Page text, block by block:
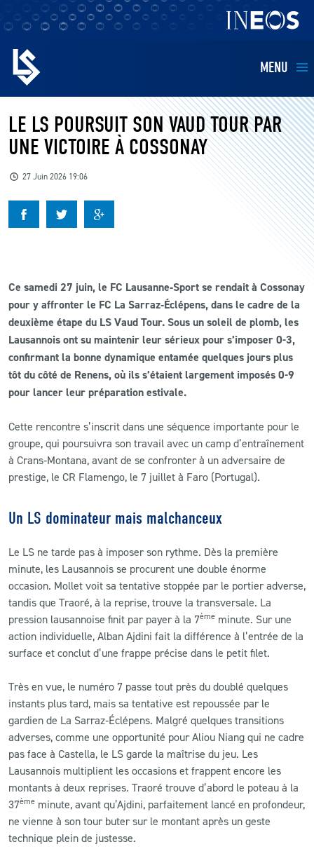
MENU
EQUIPES
BILLETTERIE
KIDS
RESTAURATION
CLUB
CONTACT
LS E-SHOP
L’APP DU LS
PRESSE ET MEDIAS
LE LS POURSUIT SON VAUD TOUR PAR
UNE VICTOIRE À COSSONAY
27 Juin 2026 19:06
Ce samedi 27 juin, le FC Lausanne‑Sport se rendait à Cossonay
pour y affronter le FC La Sarraz‑Éclépens, dans le cadre de la
deuxième étape du LS Vaud Tour. Sous un soleil de plomb, les
Lausannois ont su maintenir leur sérieux pour s’imposer 0-3,
confirmant la bonne dynamique entamée quelques jours plus
tôt du côté de Renens, où ils s’étaient largement imposés 0-9
pour lancer leur préparation estivale.
Cette rencontre s’inscrit dans une séquence importante pour le
groupe, qui poursuivra son travail avec un camp d’entraînement
à Crans‑Montana, avant de se confronter à un adversaire de
prestige, le CR Flamengo, le 7 juillet à Faro (Portugal).
Un LS dominateur mais malchanceux
Le LS ne tarde pas à imposer son rythme. Dès la première
minute, les Lausannois se procurent une double énorme
occasion. Mollet voit sa tentative stoppée par le portier adverse,
tandis que Traoré, à la reprise, trouve la transversale. La
pression lausannoise finit par payer à la 7ème minute. Sur une
action individuelle, Alban Ajdini fait la différence à l’entrée de la
surface et conclut d’une frappe précise dans le petit filet.
Très en vue, le numéro 7 passe tout près du doublé quelques
instants plus tard, mais sa tentative est repoussée par le
gardien de La Sarraz‑Éclépens. Malgré quelques transitions
adverses, comme une opportunité pour Aliou Niang qui ne cadre
pas face à Castella, le LS garde la maîtrise du jeu. Les
Lausannois multiplient les occasions et frappent encore les
montants à deux reprises. Traoré trouve d’abord le poteau à la
37ème minute, avant qu’Ajdini, parfaitement lancé en profondeur,
ne vienne à son tour buter sur le montant après un geste
technique plein de justesse.